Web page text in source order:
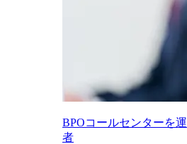
BPOコールセンターを
者